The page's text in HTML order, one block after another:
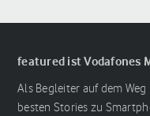
featured ist Vodafones
Als Begleiter auf dem
besten Stories zu